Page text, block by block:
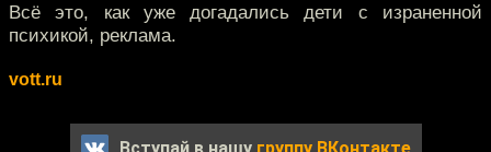
Всё это, как уже догадались дети с израненной
психикой, реклама.
vott.ru